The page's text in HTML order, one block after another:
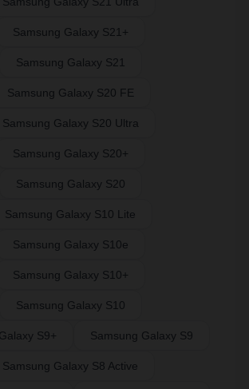
Samsung Galaxy S21+
Samsung Galaxy S21
Samsung Galaxy S20 FE
Samsung Galaxy S20 Ultra
Samsung Galaxy S20+
Samsung Galaxy S20
Samsung Galaxy S10 Lite
Samsung Galaxy S10e
Samsung Galaxy S10+
Samsung Galaxy S10
S9+ Samsung Galaxy S9
Samsung Galaxy S8 Active